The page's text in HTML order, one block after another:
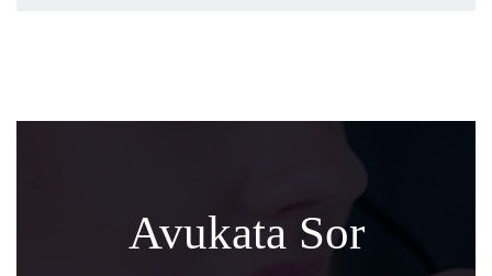
Avukata Sor